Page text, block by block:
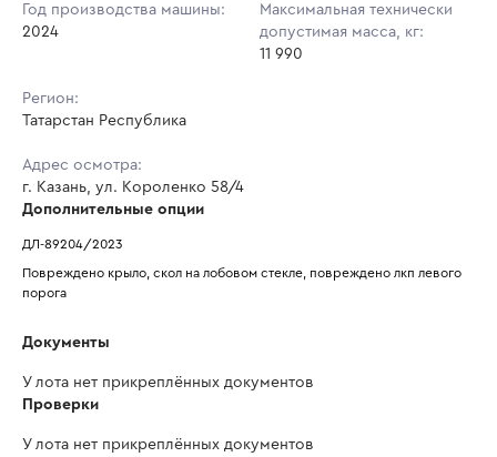
Год производства машины:
2024
Максимальная технически
допустимая масса, кг:
11 990
Регион:
Татарстан Республика
Адрес осмотра:
г. Казань, ул. Короленко 58/4
Дополнительные опции
ДЛ-89204/2023
Повреждено крыло, скол на лобовом стекле, повреждено лкп левого
порога
Документы
У лота нет прикреплённых документов
Проверки
У лота нет прикреплённых документов